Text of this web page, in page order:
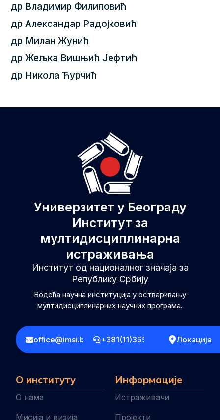
др Владимир Филиповић
др Александар Радојковић
др Милан Жунић
др Жељка Вишњић Јефтић
др Никола Ћурчић
Универзитет у Београду
Институт за
мултидисциплинарна
истраживања
Институт од националног значаја за
Републику Србију
Водећа научна институција у остваривању
мултидисциплинарних научних програма.
office@imsi.bg.ac.rs+381(11)3555258 Локација
О институту
О нама
Мисија и визија
Информације
Истраживачи
Пројекти